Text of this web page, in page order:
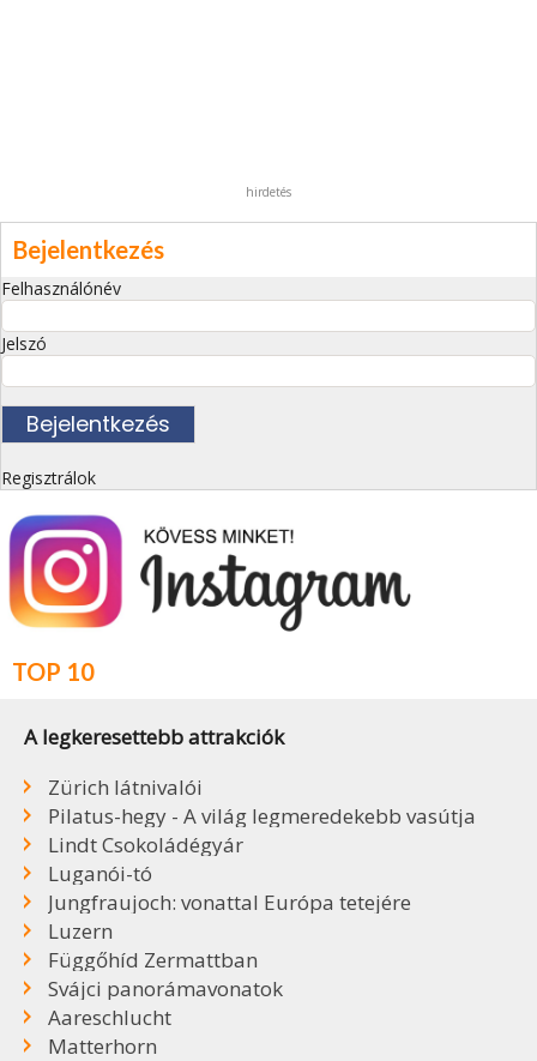
hirdetés
Bejelentkezés
Felhasználónév
Jelszó
Regisztrálok
TOP 10
A legkeresettebb attrakciók
Zürich látnivalói
Pilatus-hegy - A világ legmeredekebb vasútja
Lindt Csokoládégyár
Luganói-tó
Jungfraujoch: vonattal Európa tetejére
Luzern
Függőhíd Zermattban
Svájci panorámavonatok
Aareschlucht
Matterhorn